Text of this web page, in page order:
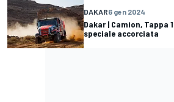
DAKAR6 gen 2024
Dakar | Camion, Tappa
speciale accorciata